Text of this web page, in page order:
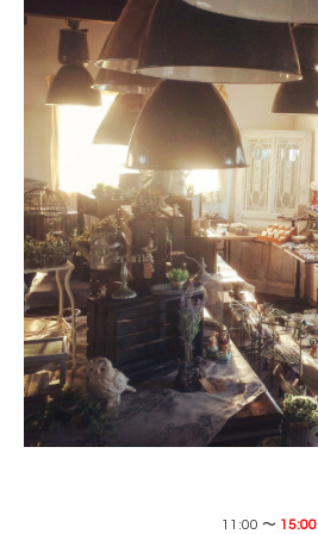
11:00 〜 15:00